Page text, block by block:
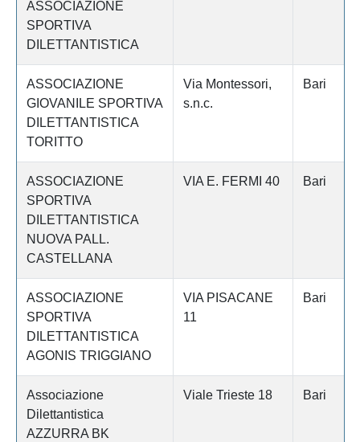
ASSOCIAZIONE
SPORTIVA
DILETTANTISTICA
ASSOCIAZIONE
GIOVANILE SPORTIVA
DILETTANTISTICA
TORITTO
Via Montessori,
s.n.c.
Bari
ASSOCIAZIONE
SPORTIVA
DILETTANTISTICA
NUOVA PALL.
CASTELLANA
VIA E. FERMI 40 Bari
ASSOCIAZIONE
SPORTIVA
DILETTANTISTICA
AGONIS TRIGGIANO
VIA PISACANE
11
Bari
Associazione
Dilettantistica
AZZURRA BK
Viale Trieste 18 Bari